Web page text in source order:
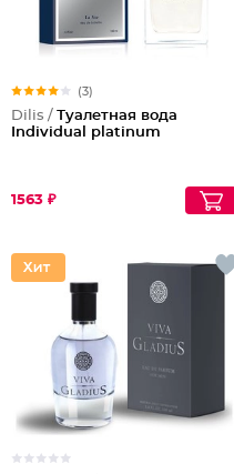
(3)
Dilis / Туалетная вода
Individual platinum
1563 ₽